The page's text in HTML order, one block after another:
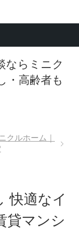
ならミニク
・高齢者も
クルホーム｜
快適なイ
貸マンシ